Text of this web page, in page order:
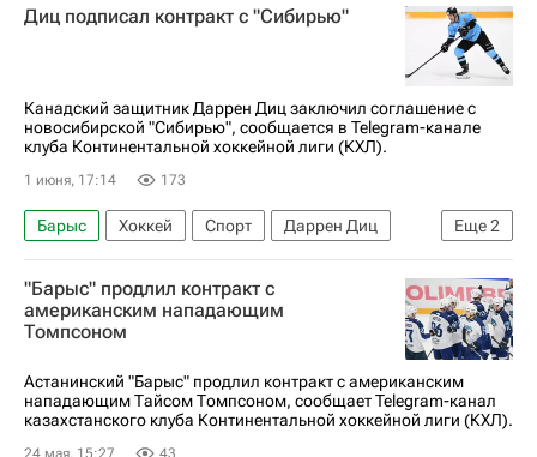
Александр Самонов
КХЛ 2025-2026
Диц подписал контракт с "Сибирью"
Канадский защитник Даррен Диц заключил соглашение с
новосибирской "Сибирью", сообщается в Telegram-канале
клуба Континентальной хоккейной лиги (КХЛ).
1 июня, 17:14 173
Еще2
Барыс Хоккей Спорт
Даррен Диц
Сибирь
КХЛ 2025-2026
"Барыс" продлил контракт с
американским нападающим
Томпсоном
Астанинский "Барыс" продлил контракт с американским
нападающим Тайсом Томпсоном, сообщает Telegram-канал
казахстанского клуба Континентальной хоккейной лиги (КХЛ).
24 мая, 15:27 43